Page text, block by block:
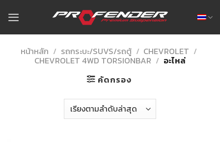
content
หน้าหลัก / รถกระบะ/SUVS/รถตู้ / CHEVROLET /
CHEVROLET 4WD TORSIONBAR / อะไหล่
คัดกรอง